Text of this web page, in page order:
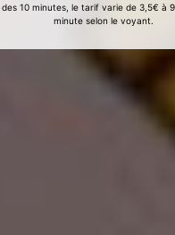
des 10 minutes, le tarif varie de 3,5€ à
minute selon le voyant.